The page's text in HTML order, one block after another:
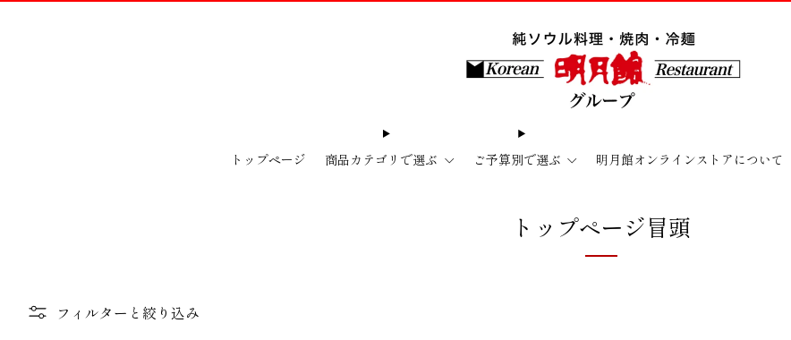
トップページ 商品カテゴリで選ぶ ご予算別で選ぶ 明月館オンラインストアについて
トップページ冒頭
フィルターと絞り込み